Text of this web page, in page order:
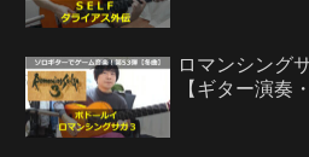
ロマンシング
【ギター演奏